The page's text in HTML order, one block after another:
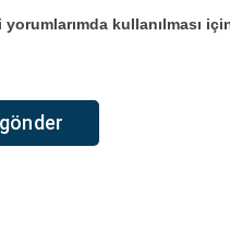
kullanılması